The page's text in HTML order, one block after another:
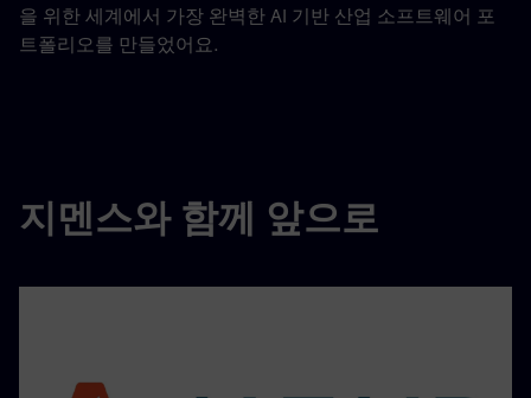
을 위한 세계에서 가장 완벽한 AI 기반 산업 소프트웨어 포
트폴리오를 만들었어요.
지멘스와 함께 앞으로